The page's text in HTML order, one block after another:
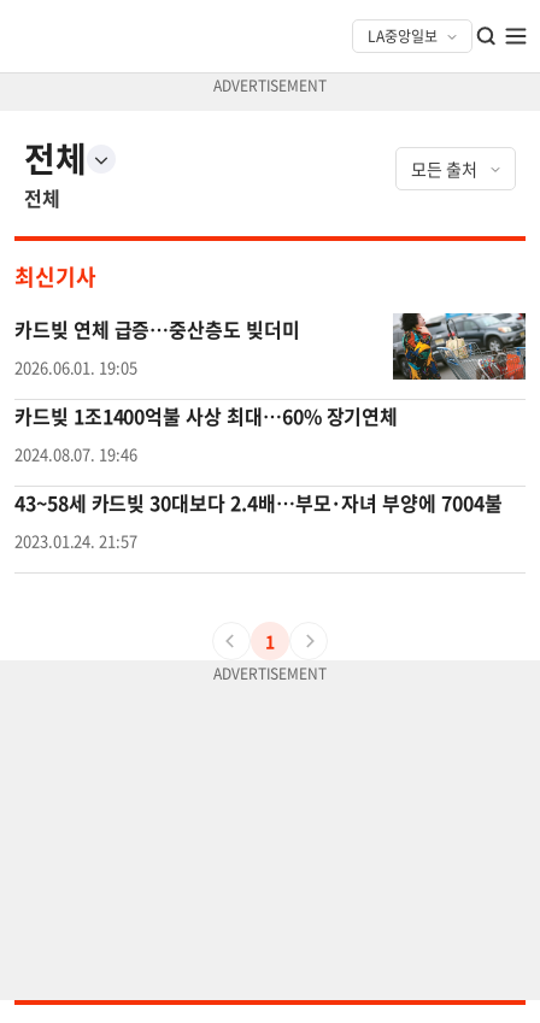
전체
전체
최신기사
카드빚 연체 급증…중산층도 빚더미
2026.06.01. 19:05
카드빚 1조1400억불 사상 최대…60% 장기연체
2024.08.07. 19:46
43~58세 카드빚 30대보다 2.4배…부모·자녀 부양에 7004불
2023.01.24. 21:57
1